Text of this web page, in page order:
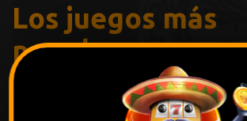
Los juegos más
populares